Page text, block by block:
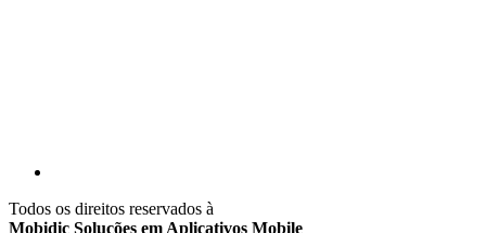
Todos os direitos reservados à
Mobidic Soluções em Aplicativos Mobile